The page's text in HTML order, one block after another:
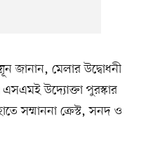
জানান, মেলার উদ্বোধনী
এসএমই উদ্যোক্তা পুরস্কার
সম্মাননা ক্রেস্ট, সনদ ও